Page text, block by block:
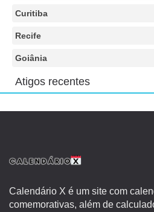
Curitiba
Recife
Goiânia
Atigos recentes
Calendário X é um site com
comemorativas, além de